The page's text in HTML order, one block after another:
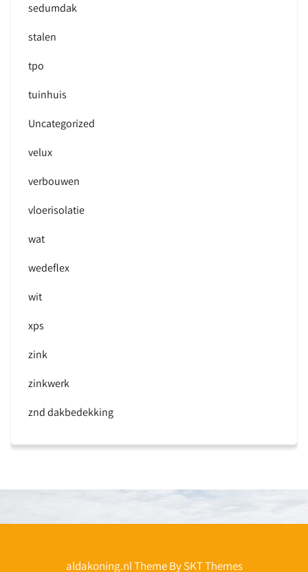
sedumdak
stalen
tpo
tuinhuis
Uncategorized
velux
verbouwen
vloerisolatie
wat
wedeflex
wit
xps
zink
zinkwerk
znd dakbedekking
aldakoning.nl Theme By SKT Themes